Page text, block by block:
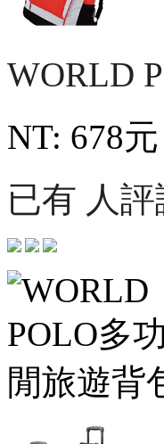
WORLD
NT: 678元
已有 人評